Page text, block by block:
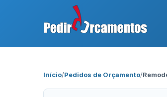
Início/Pedidos de Orçamento/